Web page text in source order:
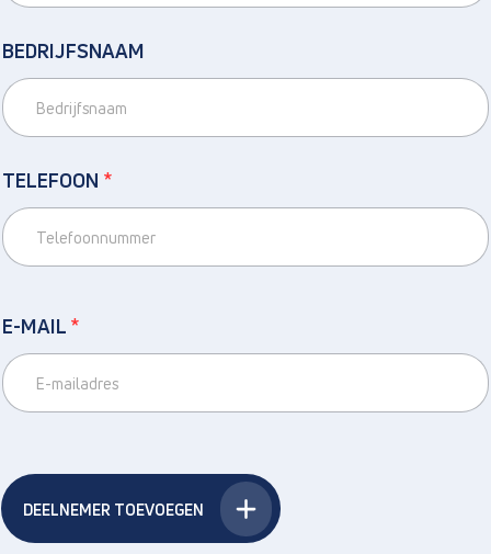
BEDRIJFSNAAM
TELEFOON *
E-MAIL *
DEELNEMER TOEVOEGEN